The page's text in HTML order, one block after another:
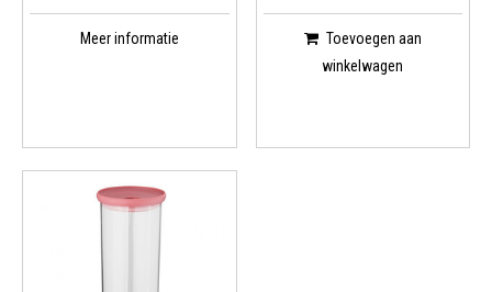
Meer informatie
Toevoegen aan
winkelwagen